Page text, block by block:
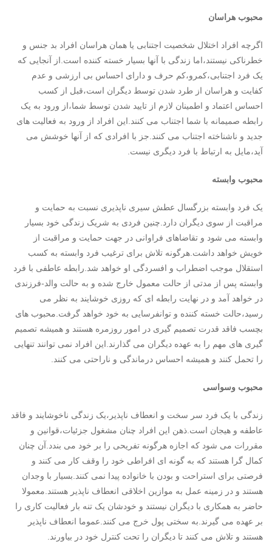
محبوب هراسان
اگرچه افراد اختلال شخصیت اجتنابی یا همان هراسان افراد بد جنس و
خطرناکی نیستند،اما زندگی با آنها بسیار خسته کننده است.از آنجایی که
یک فرد اجتنابی،کمرو،کم حرف و دارای احساس بی ارزشی و عدم
کفایت و هراسان از طرد شدن توسط دیگران است،قبل از کسب
احساس اعتماد و اطمینان لازم از تایید شدن توسط شما،از ورود به یک
رابطه صمیمانه با شما اجتناب می کنند.این افراد از ورود به فعالیت های
جدید و ناشناخته اجتناب می کنند.جز با افرادی که از آنها خوشش می
آید،مایل به ارتباط با فرد دیگری نیست.
محبوب وابسته
یک فرد وابسته بزرگسال عطش سیری ناپذیری نسبت به حمایت و
مراقبت از سوی دیگران دارد.چنین فردی به شریک زندگی خود بسیار
وابسته می شود و تقاضاهای فراوانی در جهت حمایت و مراقبت از
خویش خواهد داشت.هرگونه تلاش برای ترغیب فرد وابسته به کسب
استقلال موجب اضطراب و افسردگی او خواهد شد.رابطه عاطفی با فرد
وابسته پس از مدتی از حالت معمول خارج شده و به حالت والد-فرزندی
در خواهد آمد و در نهایت رابطه ای که روزی خوشایند به نظر می
رسید،حالت خسته کننده و توانفرسایی به خود خواهد گرفت.محبوب های
بچسب فاقد قدرت تصمیم گیری در امور روزمره هستند و همیشه تصمیم
گیری های مهم را به عهده دیگران می گذارند.این افراد نمی توانند تنهایی
را تحمل کنند و همیشه احساس درماندگی و ناراحتی می کنند.
محبوب وسواسی
زندگی با یک فرد سر سخت و انعطاف ناپذیر،یک زندگی ناخوشایند و فاقد
عاطفه و هیجان است.ذهن این افراد چنان مشغول جزئیات،قوانین و
مقررات می شود که اجازه هرگونه تفریحی را بر خود می بندد.آن چنان
کمال گرا هستند که به گونه ای افراطی خود را وقف کار می کنند و
فرصتی برای استراحت و بودن با خانواده پیدا نمی کنند.بسیار با وجدان
هستند و در زمینه عمل به موازین اخلاقی انعطاف ناپذیر هستند.معمولا
حاضر به همکاری با دیگران نیستند و خودشان یک تنه بار فعالیت کاری را
بر عهده می گیرند.به سختی پول خرج می کنند.عموما انعطاف ناپذیر
هستند و تلاش می کنند تا دیگران را تحت کنترل خود در بیاورند.